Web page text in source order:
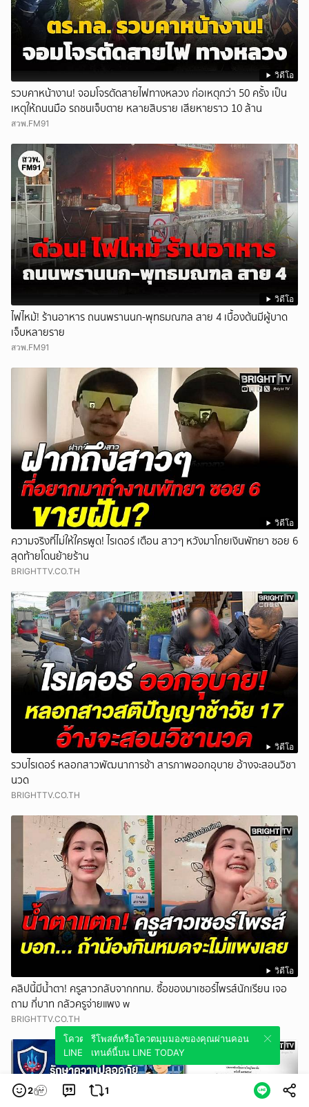
วิดีโอ
รวบคาหน้างาน! จอมโจรตัดสายไฟทางหลวง ก่อเหตุกว่า 50 ครั้ง เป็น
เหตุให้ถนนมือ รถชนเจ็บตาย หลายสิบราย เสียหายราว 10 ล้าน
สวพ.FM91
วิดีโอ
ไฟไหม้! ร้านอาหาร ถนนพรานนก-พุทธมณฑล สาย 4 เบื้องต้นมีผู้บาด
เจ็บหลายราย
สวพ.FM91
วิดีโอ
ความจริงที่ไม่ให้ใครพูด! ไรเดอร์ เตือน สาวๆ หวังมาโกยเงินพัทยา ซอย 6
สุดท้ายโดนย้ายร้าน
BRIGHTTV.CO.TH
วิดีโอ
รวบไรเดอร์ หลอกสาวพัฒนาการช้า สารภาพออกอุบาย อ้างจะสอนวิชา
นวด
BRIGHTTV.CO.TH
วิดีโอ
คลิปนี้มีน้ำตา! ครูสาวกลับจากกทม. ซื้อของมาเซอร์ไพรส์นักเรียน เจอ
ถาม กี่บาท กลัวครูจ่ายแพง w
BRIGHTTV.CO.TH
2
โควตมุมมองของคุณผ่านคอนเทนต์นี้บน
LINE TODAY
1
รีโพสต์หรือโควตมุมมองของคุณผ่านคอน
เทนต์นี้บน LINE TODAY